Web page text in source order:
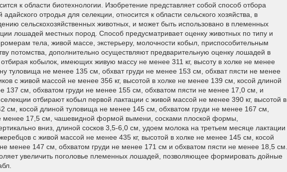
к области биотехнологии. Изобретение представляет собой способ отбора
адайского отродья для селекции, относится к области сельского хозяйства, в
сельскохозяйственных животных, и может быть использовано в племенных
лошадей местных пород. Способ предусматривает оценку животных по типу и
тела, живой массе, экстерьеру, молочности кобыл, приспособительным
потомства, дополнительно осуществляют предварительную оценку лошадей в
отбирая кобылок, имеющих живую массу не менее 311 кг, высоту в холке не менее
туловища не менее 135 см, обхват груди не менее 153 см, обхват пясти не менее
с живой массой не менее 356 кг, высотой в холке не менее 139 см, косой длиной
137 см, обхватом груди не менее 155 см, обхватом пясти не менее 17,0 см, и
отбирают кобыл первой лактации с живой массой не менее 390 кг, высотой в
см, косой длиной туловища не менее 145 см, обхватом груди не менее 167 см,
менее 17,5 см, чашевидной формой вымени, сосками плоской формы,
вниз, длиной сосков 3,5-6,0 см, удоем молока на третьем месяце лактации
с живой массой не менее 435 кг, высотой в холке не менее 145 см, косой
менее 147 см, обхватом груди не менее 171 см и обхватом пясти не менее 18,5 см.
увеличить поголовье племенных лошадей, позволяющее формировать дойные